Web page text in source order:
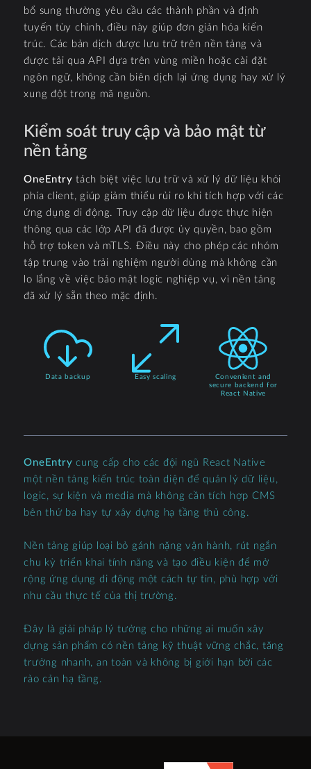
bổ sung thường yêu cầu các thành phần và định
tuyến tùy chỉnh, điều này giúp đơn giản hóa kiến
trúc. Các bản dịch được lưu trữ trên nền tảng và
được tải qua API dựa trên vùng miền hoặc cài đặt
ngôn ngữ, không cần biên dịch lại ứng dụng hay xử lý
xung đột trong mã nguồn.
Kiểm soát truy cập và bảo mật từ
nền tảng
OneEntry tách biệt việc lưu trữ và xử lý dữ liệu khỏi
phía client, giúp giảm thiểu rủi ro khi tích hợp với các
ứng dụng di động. Truy cập dữ liệu được thực hiện
thông qua các lớp API đã được ủy quyền, bao gồm
hỗ trợ token và mTLS. Điều này cho phép các nhóm
tập trung vào trải nghiệm người dùng mà không cần
lo lắng về việc bảo mật logic nghiệp vụ, vì nền tảng
đã xử lý sẵn theo mặc định.
Data backup Easy scaling
Convenient and
secure backend for
React Native
OneEntry cung cấp cho các đội ngũ React Native
một nền tảng kiến trúc toàn diện để quản lý dữ liệu,
logic, sự kiện và media mà không cần tích hợp CMS
bên thứ ba hay tự xây dựng hạ tầng thủ công.
Nền tảng giúp loại bỏ gánh nặng vận hành, rút ngắn
chu kỳ triển khai tính năng và tạo điều kiện để mở
rộng ứng dụng di động một cách tự tin, phù hợp với
nhu cầu thực tế của thị trường.
Đây là giải pháp lý tưởng cho những ai muốn xây
dựng sản phẩm có nền tảng kỹ thuật vững chắc, tăng
trưởng nhanh, an toàn và không bị giới hạn bởi các
rào cản hạ tầng.